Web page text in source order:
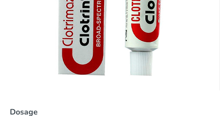
Dosage